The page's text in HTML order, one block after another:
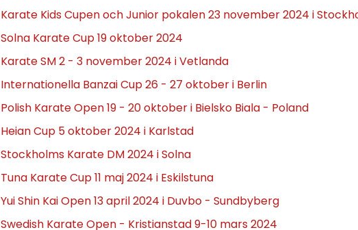
Karate Kids Cupen och Junior pokalen 23 november 2024 i
Solna Karate Cup 19 oktober 2024
Karate SM 2 - 3 november 2024 i Vetlanda
Internationella Banzai Cup 26 - 27 oktober i Berlin
Polish Karate Open 19 - 20 oktober i Bielsko Biala - Poland
Heian Cup 5 oktober 2024 i Karlstad
Stockholms Karate DM 2024 i Solna
Tuna Karate Cup 11 maj 2024 i Eskilstuna
Yui Shin Kai Open 13 april 2024 i Duvbo - Sundbyberg
Swedish Karate Open - Kristianstad 9-10 mars 2024